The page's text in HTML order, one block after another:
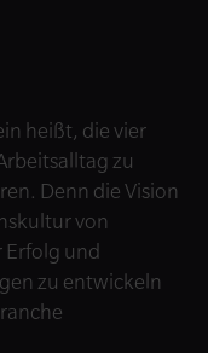
heißt, die vier
zu
Denn die Vision
von
Erfolg und
zu entwickeln